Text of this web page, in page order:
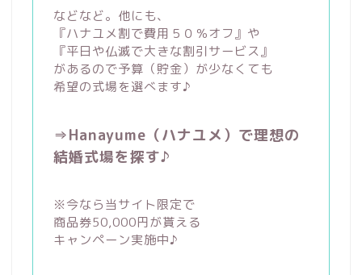
などなど。他にも、
『ハナユメ割で費用５０％オフ』や
『平日や仏滅で大きな割引サービス』
があるので予算（貯金）が少なくても
希望の式場を選べます♪
⇒Hanayume（ハナユメ）で理想の
結婚式場を探す♪
※今なら当サイト限定で
商品券50,000円が貰える
キャンペーン実施中♪